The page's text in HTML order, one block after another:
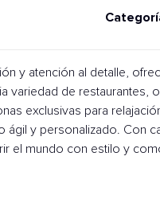
y atención al detalle,
variedad de restaurantes,
exclusivas para
ágil y personalizado. Con
el mundo con estilo y